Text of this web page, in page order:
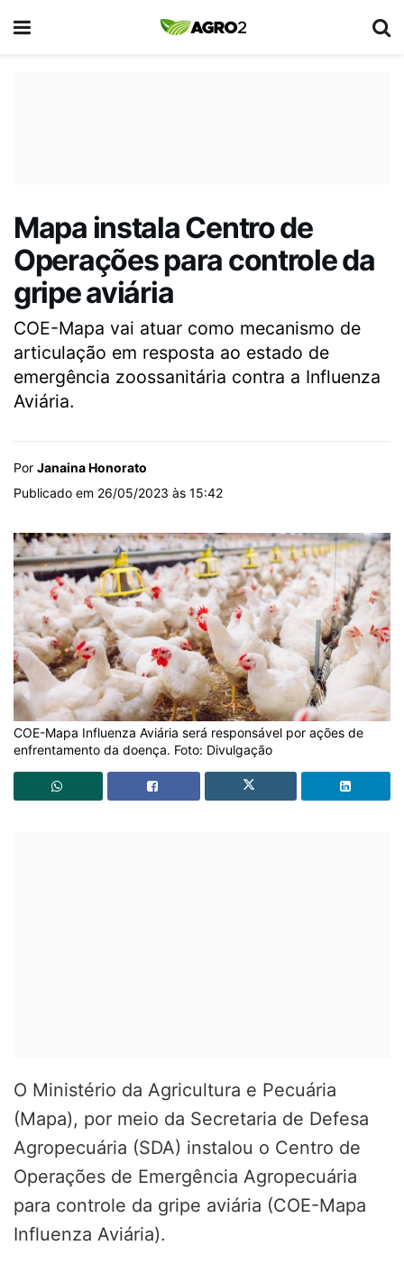
Mapa instala Centro de
Operações para controle da
gripe aviária
COE-Mapa vai atuar como mecanismo de
articulação em resposta ao estado de
emergência zoossanitária contra a Influenza
Aviária.
Por Janaina Honorato
Publicado em 26/05/2023 às 15:42
COE-Mapa Influenza Aviária será responsável por ações de
enfrentamento da doença. Foto: Divulgação
O Ministério da Agricultura e Pecuária
(Mapa), por meio da Secretaria de Defesa
Agropecuária (SDA) instalou o Centro de
Operações de Emergência Agropecuária
para controle da gripe aviária (COE-Mapa
Influenza Aviária).